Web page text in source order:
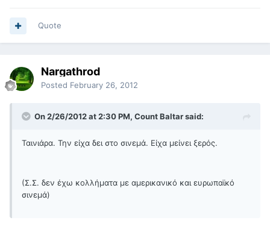
Quote
Nargathrod
Posted February 26, 2012
On 2/26/2012 at 2:30 PM, Count Baltar said:
Ταινιάρα. Την είχα δει στο σινεμά. Είχα μείνει ξερός.
(Σ.Σ. δεν έχω κολλήματα με αμερικανικό και ευρωπαϊκό
σινεμά)